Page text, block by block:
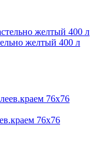
желтый 400 л
76х76